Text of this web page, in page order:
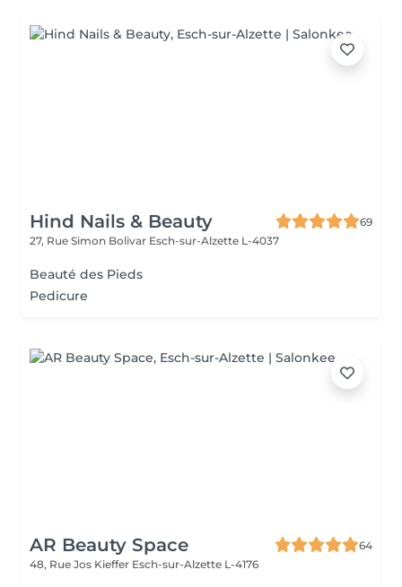
Hind Nails & Beauty
69
27, Rue Simon Bolivar Esch-sur-Alzette L-4037
Beauté des Pieds
Pedicure
AR Beauty Space
64
48, Rue Jos Kieffer Esch-sur-Alzette L-4176